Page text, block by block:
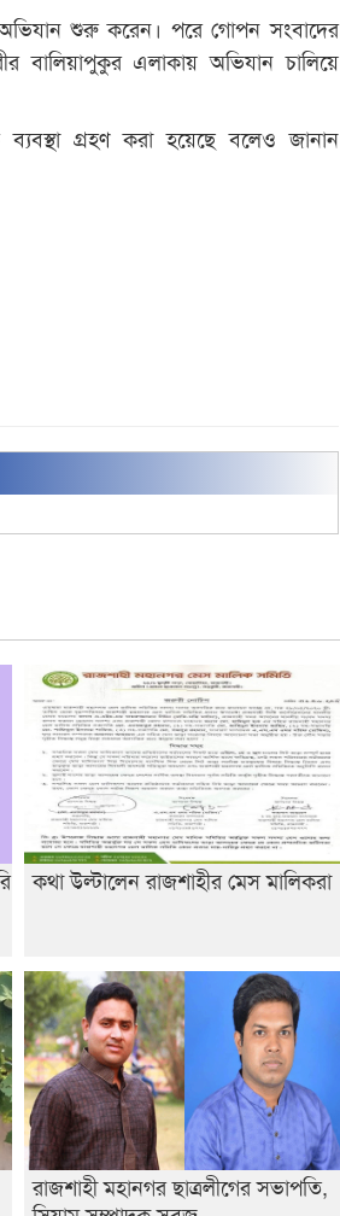
শুরু করেন। পরে গোপন সংবাদের
বালিয়াপুকুর এলাকায় অভিযান চালিয়ে
গ্রহণ করা হয়েছে বলেও জানান
কথা উল্টালেন রাজশাহীর মেস মালিকরা
রাজশাহী মহানগর ছাত্রলীগের সভাপতি,